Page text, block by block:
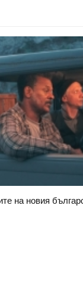
на новия